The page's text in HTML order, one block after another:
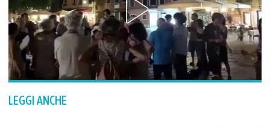
LEGGI ANCHE